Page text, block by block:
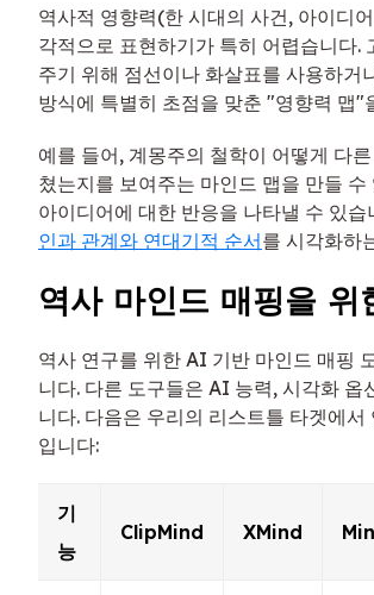
역사적 영향력(한 시대의 사건, 아이디
각적으로 표현하기가 특히 어렵습니다.
주기 위해 점선이나 화살표를 사용하
방식에 특별히 초점을 맞춘 "영향력 맵"
예를 들어, 계몽주의 철학이 어떻게 다
쳤는지를 보여주는 마인드 맵을 만들
아이디어에 대한 반응을 나타낼 수 있
인과 관계와 연대기적 순서를 시각화하
역사 마인드 매핑을
역사 연구를 위한 AI 기반 마인드 매핑
니다. 다른 도구들은 AI 능력, 시각화
니다. 다음은 우리의 리스트틀 타겟에
입니다:
기
능
ClipMind XMind